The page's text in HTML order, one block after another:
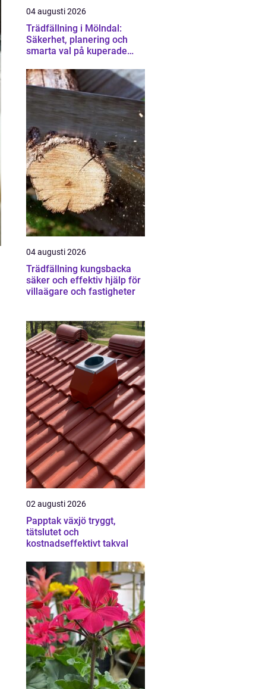
04 augusti 2026
Trädfällning i Mölndal:
Säkerhet, planering och
smarta val på kuperade
04 augusti 2026
Trädfällning kungsbacka
säker och effektiv hjälp för
villaägare och fastigheter
02 augusti 2026
Papptak växjö tryggt,
tätslutet och
kostnadseffektivt takval